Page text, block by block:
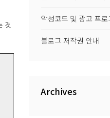
악성코드 및 광고 프
블로그 저작권 안내
Archives
것